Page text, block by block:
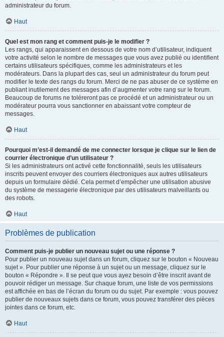
administrateur du forum.
Haut
Quel est mon rang et comment puis-je le modifier ?
Les rangs, qui apparaissent en dessous de votre nom d’utilisateur, indiquent
votre activité selon le nombre de messages que vous avez publié ou identifient
certains utilisateurs spécifiques, comme les administrateurs et les
modérateurs. Dans la plupart des cas, seul un administrateur du forum peut
modifier le texte des rangs du forum. Merci de ne pas abuser de ce système en
publiant inutilement des messages afin d’augmenter votre rang sur le forum.
Beaucoup de forums ne toléreront pas ce procédé et un administrateur ou un
modérateur pourra vous sanctionner en abaissant votre compteur de
messages.
Haut
Pourquoi m’est-il demandé de me connecter lorsque je clique sur le lien de
courrier électronique d’un utilisateur ?
Si les administrateurs ont activé cette fonctionnalité, seuls les utilisateurs
inscrits peuvent envoyer des courriers électroniques aux autres utilisateurs
depuis un formulaire dédié. Cela permet d’empêcher une utilisation abusive
du système de messagerie électronique par des utilisateurs malveillants ou
des robots.
Haut
Problèmes de publication
Comment puis-je publier un nouveau sujet ou une réponse ?
Pour publier un nouveau sujet dans un forum, cliquez sur le bouton « Nouveau
sujet ». Pour publier une réponse à un sujet ou un message, cliquez sur le
bouton « Répondre ». Il se peut que vous ayez besoin d’être inscrit avant de
pouvoir rédiger un message. Sur chaque forum, une liste de vos permissions
est affichée en bas de l’écran du forum ou du sujet. Par exemple : vous pouvez
publier de nouveaux sujets dans ce forum, vous pouvez transférer des pièces
jointes dans ce forum, etc.
Haut